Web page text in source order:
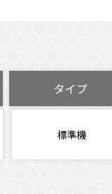
タイプ
標準機